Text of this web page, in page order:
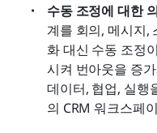
수동 조정에 대한
계를 회의, 메시지,
화 대신 수동 조정
시켜 번아웃을 증
데이터, 협업, 실행
의 CRM 워크스페